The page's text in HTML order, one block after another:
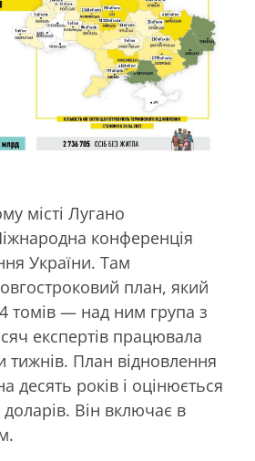
місті Лугано
конференція
України. Там
план, який
томів — над ним група з
експертів працювала
тижнів. План відновлення
десять років і оцінюється
доларів. Він включає в